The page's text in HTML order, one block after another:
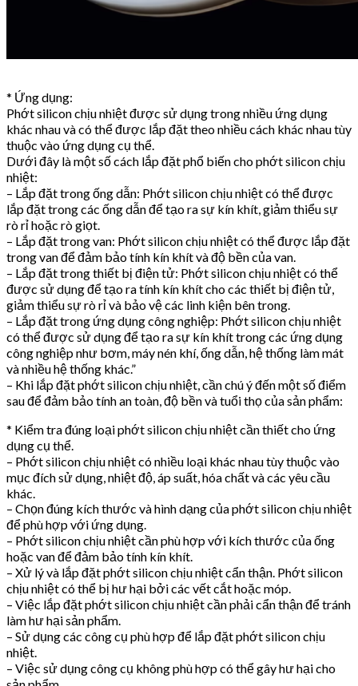
* Ứng dụng:
Phớt silicon chịu nhiệt được sử dụng trong nhiều ứng dụng
khác nhau và có thể được lắp đặt theo nhiều cách khác nhau tùy
thuộc vào ứng dụng cụ thể.
Dưới đây là một số cách lắp đặt phổ biến cho phớt silicon chịu
nhiệt:
– Lắp đặt trong ống dẫn: Phớt silicon chịu nhiệt có thể được
lắp đặt trong các ống dẫn để tạo ra sự kín khít, giảm thiểu sự
rò rỉ hoặc rò giọt.
– Lắp đặt trong van: Phớt silicon chịu nhiệt có thể được lắp đặt
trong van để đảm bảo tính kín khít và độ bền của van.
– Lắp đặt trong thiết bị điện tử: Phớt silicon chịu nhiệt có thể
được sử dụng để tạo ra tính kín khít cho các thiết bị điện tử,
giảm thiểu sự rò rỉ và bảo vệ các linh kiện bên trong.
– Lắp đặt trong ứng dụng công nghiệp: Phớt silicon chịu nhiệt
có thể được sử dụng để tạo ra sự kín khít trong các ứng dụng
công nghiệp như bơm, máy nén khí, ống dẫn, hệ thống làm mát
và nhiều hệ thống khác.”
– Khi lắp đặt phớt silicon chịu nhiệt, cần chú ý đến một số điểm
sau để đảm bảo tính an toàn, độ bền và tuổi thọ của sản phẩm:
* Kiểm tra đúng loại phớt silicon chịu nhiệt cần thiết cho ứng
dụng cụ thể.
– Phớt silicon chịu nhiệt có nhiều loại khác nhau tùy thuộc vào
mục đích sử dụng, nhiệt độ, áp suất, hóa chất và các yêu cầu
khác.
– Chọn đúng kích thước và hình dạng của phớt silicon chịu nhiệt
để phù hợp với ứng dụng.
– Phớt silicon chịu nhiệt cần phù hợp với kích thước của ống
hoặc van để đảm bảo tính kín khít.
– Xử lý và lắp đặt phớt silicon chịu nhiệt cẩn thận. Phớt silicon
chịu nhiệt có thể bị hư hại bởi các vết cắt hoặc móp.
– Việc lắp đặt phớt silicon chịu nhiệt cần phải cẩn thận để tránh
làm hư hại sản phẩm.
– Sử dụng các công cụ phù hợp để lắp đặt phớt silicon chịu
nhiệt.
– Việc sử dụng công cụ không phù hợp có thể gây hư hại cho